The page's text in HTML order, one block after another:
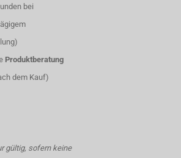
bei
Produktberatung
dem Kauf)
gültig, sofern keine